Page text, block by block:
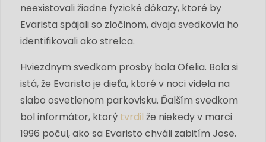
neexistovali žiadne fyzické dôkazy, ktoré by
Evarista spájali so zločinom, dvaja svedkovia ho
identifikovali ako strelca.
Hviezdnym svedkom prosby bola Ofelia. Bola si
istá, že Evaristo je dieťa, ktoré v noci videla na
slabo osvetlenom parkovisku. Ďalším svedkom
bol informátor, ktorý tvrdil že niekedy v marci
1996 počul, ako sa Evaristo chváli zabitím Jose.